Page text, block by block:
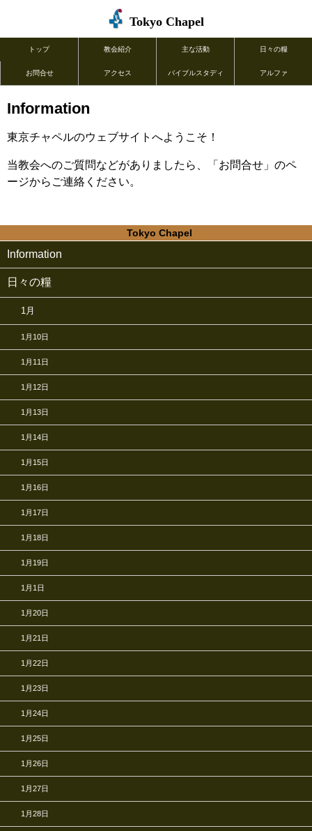
Tokyo Chapel
トップ 教会紹介 主な活動 日々の糧
お問合せ アクセス バイブルスタディ アルファ
Information
東京チャペルのウェブサイトへようこそ！
当教会へのご質問などがありましたら、「お問合せ」のペ
ージからご連絡ください。
Tokyo Chapel
Information
日々の糧
1月
1月10日
1月11日
1月12日
1月13日
1月14日
1月15日
1月16日
1月17日
1月18日
1月19日
1月1日
1月20日
1月21日
1月22日
1月23日
1月24日
1月25日
1月26日
1月27日
1月28日